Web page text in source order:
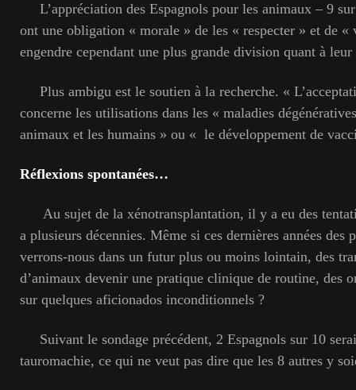
L’appréciation des Espagnols pour les animaux – 9
ont une obligation « morale » de les « respecter » et de
engendre cependant une plus grande division quant à
Plus ambigu est le soutien à la recherche. «
concerne les utilisations dans les « maladies
animaux et les humains » ou « le développement de
Réflexions spontanées…
Au sujet de la xénotransplantation, il y a eu des
a plusieurs décennies. Même si ces dernières années des
verrons-nous dans un futur plus ou moins lointain, des
d’animaux devenir une pratique clinique de routine, des
sur quelques aficionados inconditionnels ?
Suivant le sondage précédent, 2 Espagnols sur 10
tauromachie, ce qui ne veut pas dire que les 8 autres y